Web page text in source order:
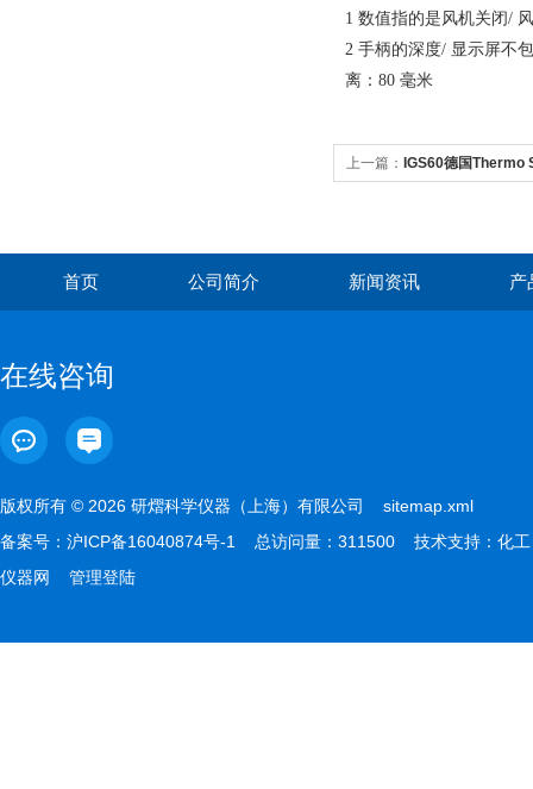
1 数值指的是风机关闭/
2 手柄的深度/ 显示屏不
离：80 毫米
上一篇： IGS60德国
首页 公司简介 新闻资讯 产
在线咨询
版权所有 © 2026 研熠科学仪器（上海）有限公司 sitemap.xml
备案号： 沪ICP备16040874号-1 总访问量：311500 技术支持： 化工
仪器网
管理登陆